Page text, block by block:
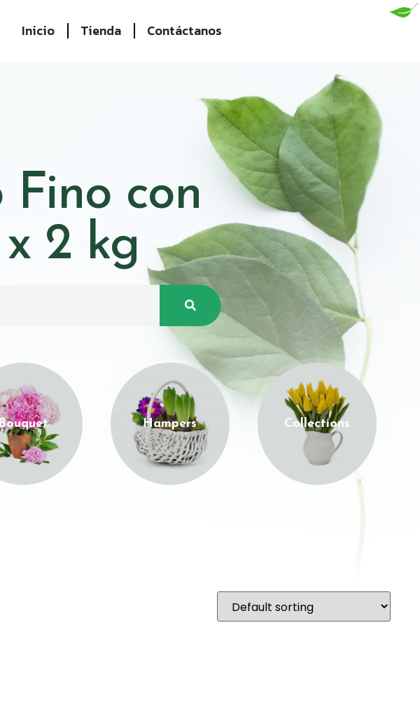
Inicio Tienda Contáctanos
Fino con
2 kg
Hampers Collections